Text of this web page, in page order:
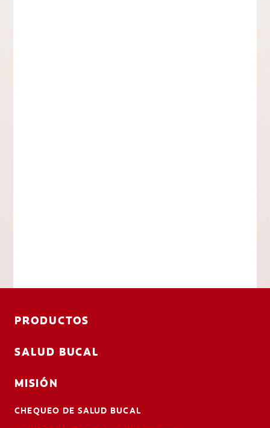
PRODUCTOS
SALUD BUCAL
MISIÓN
CHEQUEO DE SALUD BUCAL